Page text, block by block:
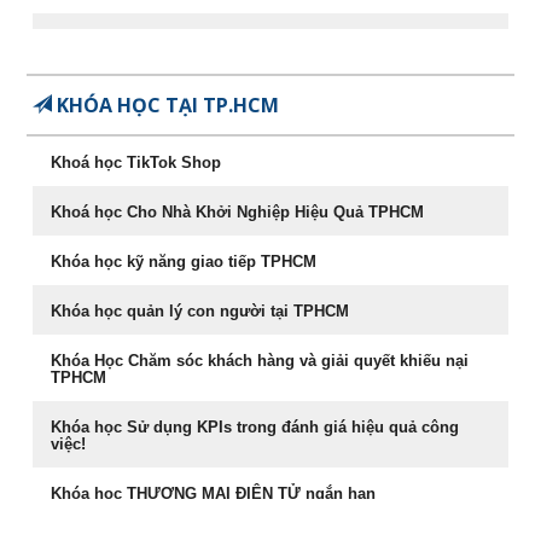
Chuyên Khảo Dụng Nhân Như Dụng Mộc
dương
Khóa học Marketing Digital
khoá học Kỹ Năng Phỏng Vấn Tuyển Dụng
Rèn Luyện Văn Phong Của CEO
Đào tạo Marketing Online Cấp Tốc
KHÓA HỌC TẠI TP.HCM
Khoá học TikTok Shop
Khoá học Cho Nhà Khởi Nghiệp Hiệu Quả TPHCM
Khóa học kỹ năng giao tiếp TPHCM
Khóa học quản lý con người tại TPHCM
Khóa Học Chăm sóc khách hàng và giải quyết khiếu nại
TPHCM
Khóa học Sử dụng KPIs trong đánh giá hiệu quả công
việc!
Khóa học THƯƠNG MẠI ĐIỆN TỬ ngắn hạn